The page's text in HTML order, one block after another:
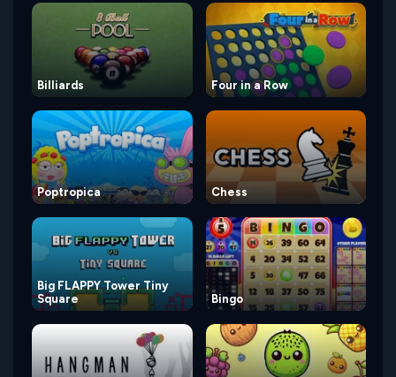
Billiards Four in a Row
Poptropica Chess
Big FLAPPY Tower Tiny
Square
Bingo